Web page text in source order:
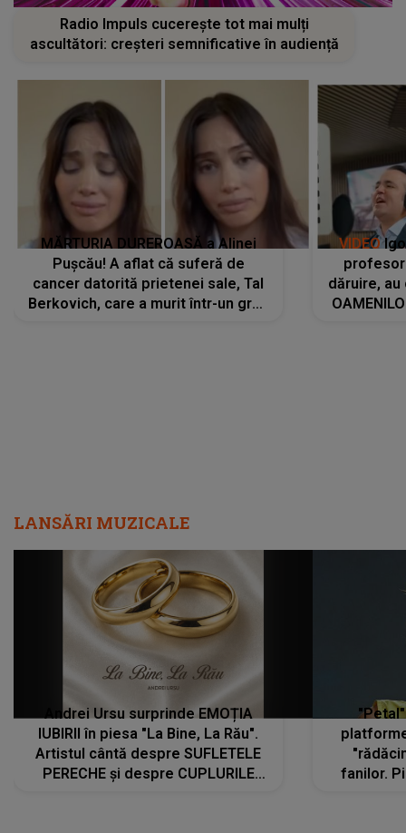
Radio Impuls cucerește tot mai mulți
ascultători: creșteri semnificative în audiență
MĂRTURIA DUREROASĂ a Alinei
Pușcău! A aflat că suferă de
cancer datorită prietenei sale, Tal
Berkovich, care a murit într-un grav
VIDEO
dăruire, au
LANSĂRI MUZICALE
Andrei Ursu surprinde EMOȚIA
IUBIRII în piesa "La Bine, La Rău".
Artistul cântă despre SUFLETELE
PERECHE și despre CUPLURILE
fanilor.